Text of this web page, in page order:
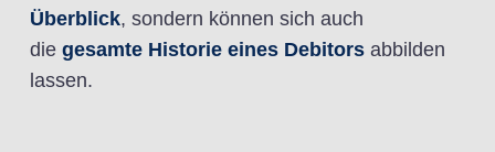
Überblick, sondern können sich auch
die gesamte Historie eines Debitors abbilden
lassen.